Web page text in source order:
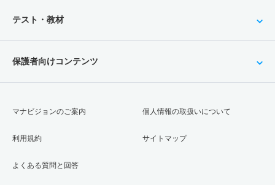
テスト・教材
保護者向けコンテンツ
マナビジョンのご案内
利用規約
よくある質問と回答
個人情報の取扱いについて
サイトマップ